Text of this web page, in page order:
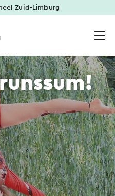
Zuid-Limburg